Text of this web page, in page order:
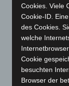
März 2024 (103)
Februar 2024
Januar 2024
Dezember 2023
November 2023
Oktober 2023
Cookies. Viele
Cookie-ID.
des Cookies.
welche
Cookie
besuchten
Browser der